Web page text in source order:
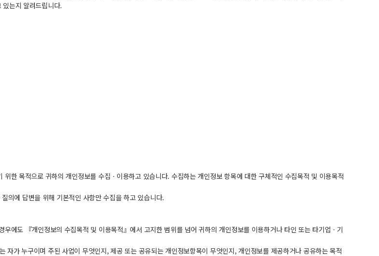
는지 알려드립니다.
한 목적으로 귀하의 개인정보를 수집ㆍ이용하고 있습니다. 수집하는 개인정보 항목에 대한 구체적인 수집목적 및 이용목적
의에 답변을 위해 기본적인 사항만 수집을 하고 있습니다.
에도 『개인정보의 수집목적 및 이용목적』에서 고지한 범위를 넘어 귀하의 개인정보를 이용하거나 타인 또는 타기업ㆍ기
가 누구이며 주된 사업이 무엇인지, 제공 또는 공유되는 개인정보항목이 무엇인지, 개인정보를 제공하거나 공유하는 목적